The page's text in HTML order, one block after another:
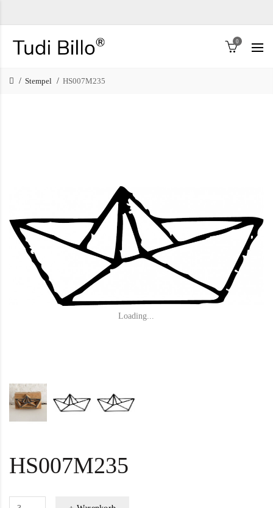
0
Stempel HS007M235
Loading...
HS007M235